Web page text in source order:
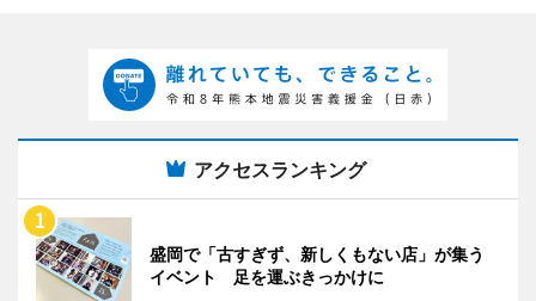
アクセスランキング
盛岡で「古すぎず、新しくもない店」が集う
イベント 足を運ぶきっかけに